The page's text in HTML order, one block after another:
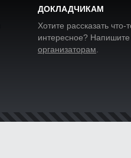
ДОКЛАДЧИКАМ
Хотите рассказать что-
интересное?
организаторам